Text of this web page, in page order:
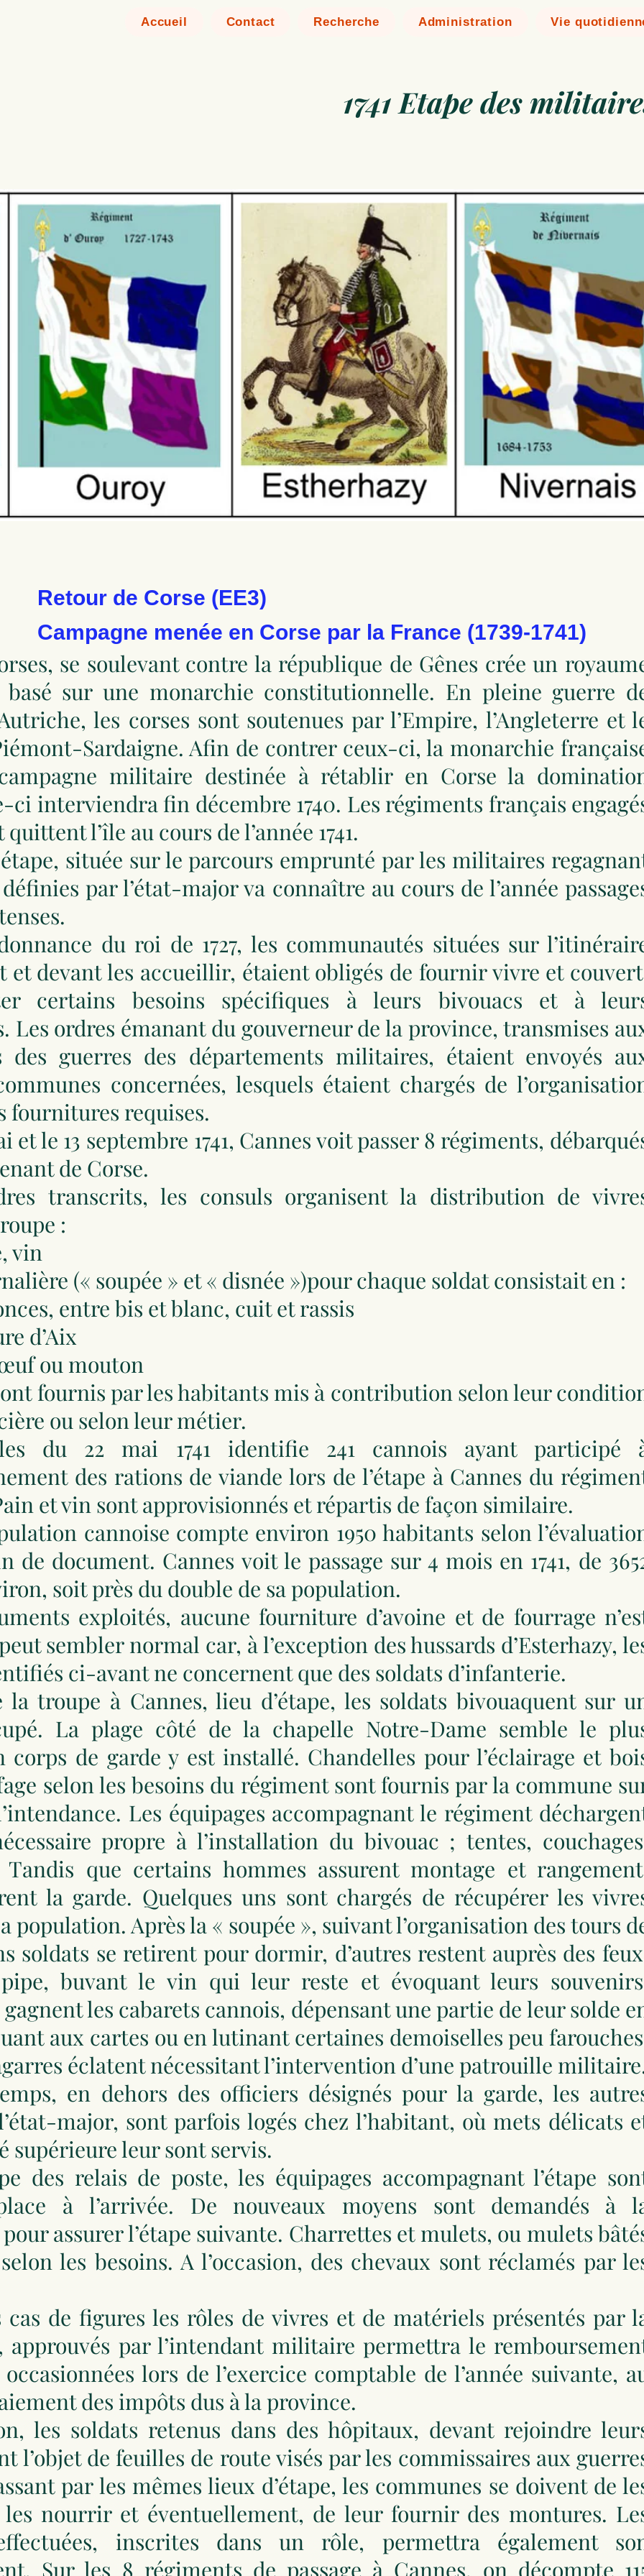
Accueil Contact Recherche Administration Vie
1741 Etape des
Retour de Corse (EE3)
Campagne menée en Corse par la France (1739-1741)
se soulevant contre la république de Gênes crée un
basé sur une monarchie constitutionnelle. En pleine guerre
les corses sont soutenues par l’Empire, l’Angleterre et
Sardaigne. Afin de contrer ceux-ci, la monarchie
militaire destinée à rétablir en Corse la
ci interviendra fin décembre 1740. Les régiments français
l’île au cours de l’année 1741.
située sur le parcours emprunté par les militaires
par l’état-major va connaître au cours de l’année
du roi de 1727, les communautés situées sur
et devant les accueillir, étaient obligés de fournir vivre et
certains besoins spécifiques à leurs bivouacs et à
Les ordres émanant du gouverneur de la province, transmises
des guerres des départements militaires, étaient envoyés
concernées, lesquels étaient chargés de
fournitures requises.
et le 13 septembre 1741, Cannes voit passer 8 régiments,
de Corse.
transcrits, les consuls organisent la distribution de
:
vin
(« soupée » et « disnée »)pour chaque soldat consistait en :
entre bis et blanc, cuit et rassis
d’Aix
ou mouton
fournis par les habitants mis à contribution selon leur
ou selon leur métier.
du 22 mai 1741 identifie 241 cannois ayant participé
des rations de viande lors de l’étape à Cannes du
et vin sont approvisionnés et répartis de façon similaire.
cannoise compte environ 1950 habitants selon
de document. Cannes voit le passage sur 4 mois en 1741, de
soit près du double de sa population.
exploités, aucune fourniture d’avoine et de fourrage
sembler normal car, à l’exception des hussards d’Esterhazy,
ci-avant ne concernent que des soldats d’infanterie.
la troupe à Cannes, lieu d’étape, les soldats bivouaquent sur
La plage côté de la chapelle Notre-Dame semble le
corps de garde y est installé. Chandelles pour l’éclairage et
selon les besoins du régiment sont fournis par la commune
Les équipages accompagnant le régiment
propre à l’installation du bivouac ; tentes,
que certains hommes assurent montage et
la garde. Quelques uns sont chargés de récupérer les
population. Après la « soupée », suivant l’organisation des tours
soldats se retirent pour dormir, d’autres restent auprès des
buvant le vin qui leur reste et évoquant leurs
les cabarets cannois, dépensant une partie de leur solde
aux cartes ou en lutinant certaines demoiselles peu
éclatent nécessitant l’intervention d’une patrouille
en dehors des officiers désignés pour la garde, les
major, sont parfois logés chez l’habitant, où mets délicats
supérieure leur sont servis.
des relais de poste, les équipages accompagnant l’étape
à l’arrivée. De nouveaux moyens sont demandés à
assurer l’étape suivante. Charrettes et mulets, ou mulets
les besoins. A l’occasion, des chevaux sont réclamés par
cas de figures les rôles de vivres et de matériels présentés par
approuvés par l’intendant militaire permettra le
occasionnées lors de l’exercice comptable de l’année suivante,
des impôts dus à la province.
les soldats retenus dans des hôpitaux, devant rejoindre
l’objet de feuilles de route visés par les commissaires aux
par les mêmes lieux d’étape, les communes se doivent de
nourrir et éventuellement, de leur fournir des montures.
inscrites dans un rôle, permettra également
Sur les 8 régiments de passage à Cannes, on décompte